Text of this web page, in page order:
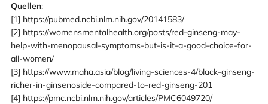
Quellen:
[1] https://pubmed.ncbi.nlm.nih.gov/20141583/
[2] https://womensmentalhealth.org/posts/red-ginseng-may-
help-with-menopausal-symptoms-but-is-it-a-good-choice-for-
all-women/
[3] https://www.maha.asia/blog/living-sciences-4/black-ginseng-
richer-in-ginsenoside-compared-to-red-ginseng-201
[4] https://pmc.ncbi.nlm.nih.gov/articles/PMC6049720/